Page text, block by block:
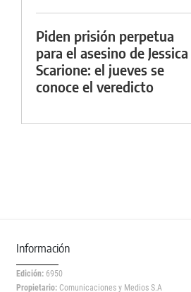
Piden prisión perpetua
para el asesino de Jessica
Scarione: el jueves se
conoce el veredicto
Información
Edición:6950
Propietario:Comunicaciones y Medios S.A